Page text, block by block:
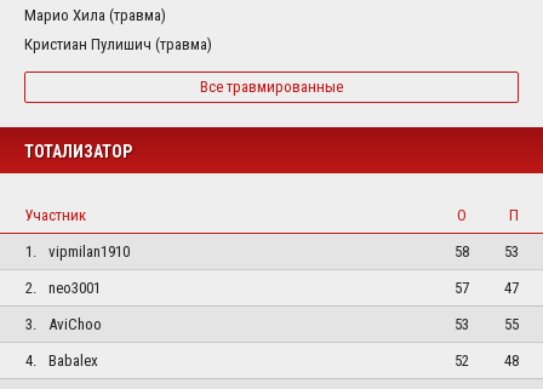
Марио Хила (травма)
Кристиан Пулишич (травма)
Все травмированные
ТОТАЛИЗАТОР
Участник О
П
1.
vipmilan1910 58
53
2.
neo3001 57
47
3.
AviChoo 53
55
4.
Babalex 52
48